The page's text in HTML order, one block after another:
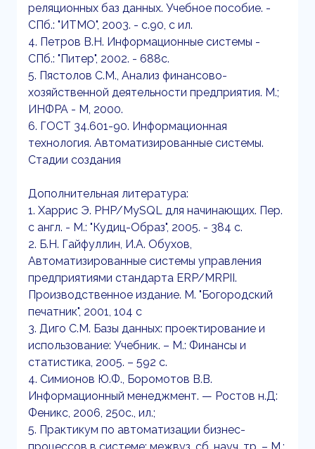
реляционных баз данных. Учебное пособие. -
СПб.: "ИТМО", 2003. - с.90, с ил.
4. Петров В.Н. Информационные системы -
СПб.: "Питер", 2002. - 688с.
5. Пястолов С.М., Анализ финансово-
хозяйственной деятельности предприятия. М.;
ИНФРА - М, 2000.
6. ГОСТ 34.601-90. Информационная
технология. Автоматизированные системы.
Стадии создания
Дополнительная литература:
1. Харрис Э. PHP/MySQL для начинающих. Пер.
с англ. - М.: "Кудиц-Образ", 2005. - 384 с.
2. Б.Н. Гайфуллин, И.А. Обухов,
Автоматизированные системы управления
предприятиями стандарта ERP/MRPII.
Производственное издание. М. "Богородский
печатник", 2001, 104 с
3. Диго С.М. Базы данных: проектирование и
использование: Учебник. – М.: Финансы и
статистика, 2005. – 592 с.
4. Симионов Ю.Ф., Боромотов В.В.
Информационный менеджмент. — Ростов н.Д:
Феникс, 2006, 250с., ил.;
5. Практикум по автоматизации бизнес-